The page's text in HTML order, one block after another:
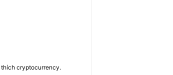
thích cryptocurrency.